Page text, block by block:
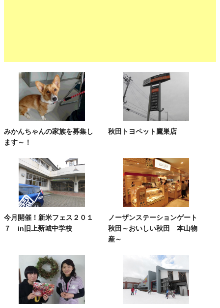
みかんちゃんの家族を募集し
ます～！
秋田トヨペット鷹巣店
今月開催！新米フェス２０１
７ in旧上新城中学校
ノーザンステーションゲート
秋田～おいしい秋田 本山物
産～